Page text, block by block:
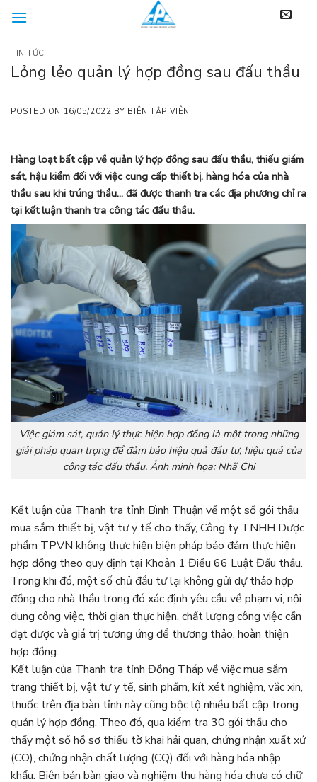
TIN TỨC
Lỏng lẻo quản lý hợp đồng sau đấu thầu
POSTED ON 16/05/2022 BY BIÊN TẬP VIÊN
Hàng loạt bất cập về quản lý hợp đồng sau đấu thầu, thiếu giám
sát, hậu kiểm đối với việc cung cấp thiết bị, hàng hóa của nhà
thầu sau khi trúng thầu… đã được thanh tra các địa phương chỉ ra
tại kết luận thanh tra công tác đấu thầu.
Việc giám sát, quản lý thực hiện hợp đồng là một trong những
giải pháp quan trọng để đảm bảo hiệu quả đầu tư, hiệu quả của
công tác đấu thầu. Ảnh minh họa­: Nhã Chi
Kết luận của Thanh tra tỉnh Bình Thuận về một số gói thầu
mua sắm thiết bị, vật tư y tế cho thấy, Công ty TNHH Dược
phẩm TPVN không thực hiện biện pháp bảo đảm thực hiện
hợp đồng theo quy định tại Khoản 1 Điều 66 Luật Đấu thầu.
Trong khi đó, một số chủ đầu tư lại không gửi dự thảo hợp
đồng cho nhà thầu trong đó xác định yêu cầu về phạm vi, nội
dung công việc, thời gian thực hiện, chất lượng công việc cần
đạt được và giá trị tương ứng để thương thảo, hoàn thiện
hợp đồng.
Kết luận của Thanh tra tỉnh Đồng Tháp về việc mua sắm
trang thiết bị, vật tư y tế, sinh phẩm, kít xét nghiệm, vắc xin,
thuốc trên địa bàn tỉnh này cũng bộc lộ nhiều bất cập trong
quản lý hợp đồng. Theo đó, qua kiểm tra 30 gói thầu cho
thấy một số hồ sơ thiếu tờ khai hải quan, chứng nhận xuất xứ
(CO), chứng nhận chất lượng (CQ) đối với hàng hóa nhập
khẩu. Biên bản bàn giao và nghiệm thu hàng hóa chưa có chữ